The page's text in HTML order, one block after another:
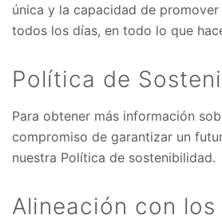
única y la capacidad de
todos los días, en todo lo que
Política de
Para obtener más información
compromiso de garantizar un
nuestra Política de sostenibilidad.
Alineación con